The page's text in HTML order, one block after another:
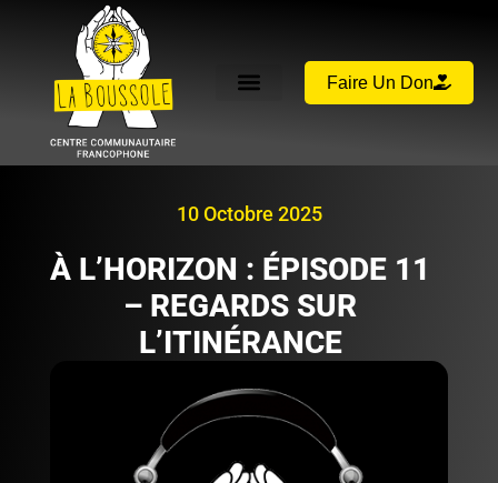
Faire Un Don
10 Octobre 2025
À L’HORIZON : ÉPISODE 11
– REGARDS SUR
L’ITINÉRANCE